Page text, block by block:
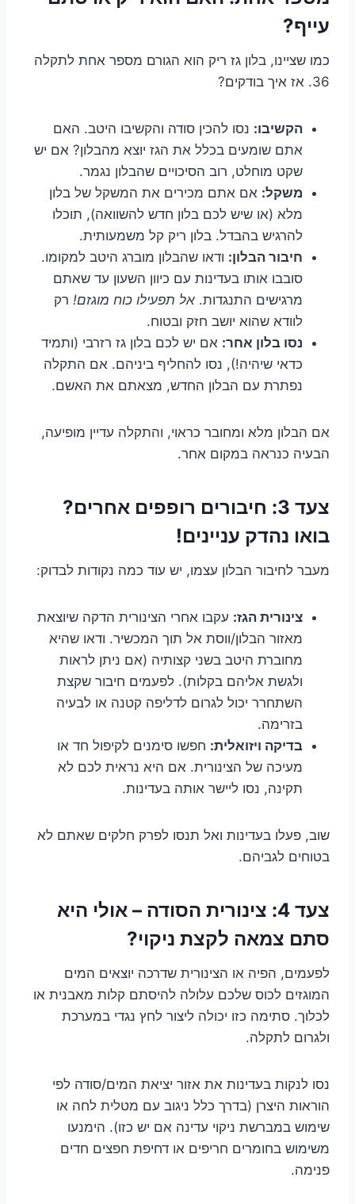
עייף?
כמו שציינו, בלון גז ריק הוא הגורם מספר אחת לתקלה
36. אז איך בודקים?
הקשיבו: נסו להכין סודה והקשיבו היטב. האם
אתם שומעים בכלל את הגז יוצא מהבלון? אם יש
שקט מוחלט, רוב הסיכויים שהבלון נגמר.
משקל: אם אתם מכירים את המשקל של בלון
מלא (או שיש לכם בלון חדש להשוואה), תוכלו
להרגיש בהבדל. בלון ריק קל משמעותית.
חיבור הבלון: ודאו שהבלון מוברג היטב למקומו.
סובבו אותו בעדינות עם כיוון השעון עד שאתם
מרגישים התנגדות. אל תפעילו כוח מוגזם! רק
לוודא שהוא יושב חזק ובטוח.
נסו בלון אחר: אם יש לכם בלון גז רזרבי (ותמיד
כדאי שיהיה!), נסו להחליף ביניהם. אם התקלה
נפתרת עם הבלון החדש, מצאתם את האשם.
אם הבלון מלא ומחובר כראוי, והתקלה עדיין מופיעה,
הבעיה כנראה במקום אחר.
צעד 3: חיבורים רופפים אחרים?
בואו נהדק עניינים!
מעבר לחיבור הבלון עצמו, יש עוד כמה נקודות לבדוק:
צינורית הגז: עקבו אחרי הצינורית הדקה שיוצאת
מאזור הבלון/ווסת אל תוך המכשיר. ודאו שהיא
מחוברת היטב בשני קצותיה (אם ניתן לראות
ולגשת אליהם בקלות). לפעמים חיבור שקצת
השתחרר יכול לגרום לדליפה קטנה או לבעיה
בזרימה.
בדיקה ויזואלית: חפשו סימנים לקיפול חד או
מעיכה של הצינורית. אם היא נראית לכם לא
תקינה, נסו ליישר אותה בעדינות.
שוב, פעלו בעדינות ואל תנסו לפרק חלקים שאתם לא
בטוחים לגביהם.
צעד 4: צינורית הסודה – אולי היא
סתם צמאה לקצת ניקוי?
לפעמים, הפיה או הצינורית שדרכה יוצאים המים
המוגזים לכוס שלכם עלולה להיסתם קלות מאבנית או
לכלוך. סתימה כזו יכולה ליצור לחץ נגדי במערכת
ולגרום לתקלה.
נסו לנקות בעדינות את אזור יציאת המים/סודה לפי
הוראות היצרן (בדרך כלל ניגוב עם מטלית לחה או
שימוש במברשת ניקוי עדינה אם יש כזו). הימנעו
משימוש בחומרים חריפים או דחיפת חפצים חדים
פנימה.